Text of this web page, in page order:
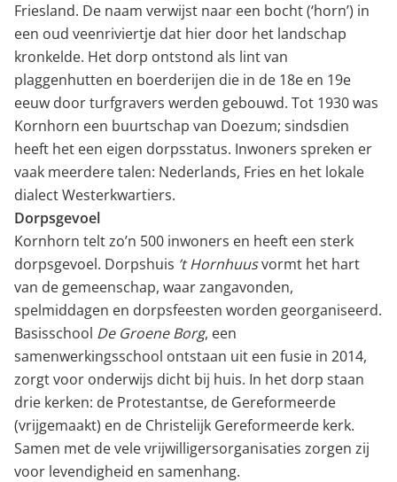
Friesland. De naam verwijst naar een bocht (‘horn’) in
een oud veenriviertje dat hier door het landschap
kronkelde. Het dorp ontstond als lint van
plaggenhutten en boerderijen die in de 18e en 19e
eeuw door turfgravers werden gebouwd. Tot 1930 was
Kornhorn een buurtschap van Doezum; sindsdien
heeft het een eigen dorpsstatus. Inwoners spreken er
vaak meerdere talen: Nederlands, Fries en het lokale
dialect Westerkwartiers.
Dorpsgevoel
Kornhorn telt zo’n 500 inwoners en heeft een sterk
dorpsgevoel. Dorpshuis ’t Hornhuusvormt het hart
van de gemeenschap, waar zangavonden,
spelmiddagen en dorpsfeesten worden georganiseerd.
Basisschool De Groene Borg, een
samenwerkingsschool ontstaan uit een fusie in 2014,
zorgt voor onderwijs dicht bij huis. In het dorp staan
drie kerken: de Protestantse, de Gereformeerde
(vrijgemaakt) en de Christelijk Gereformeerde kerk.
Samen met de vele vrijwilligersorganisaties zorgen zij
voor levendigheid en samenhang.